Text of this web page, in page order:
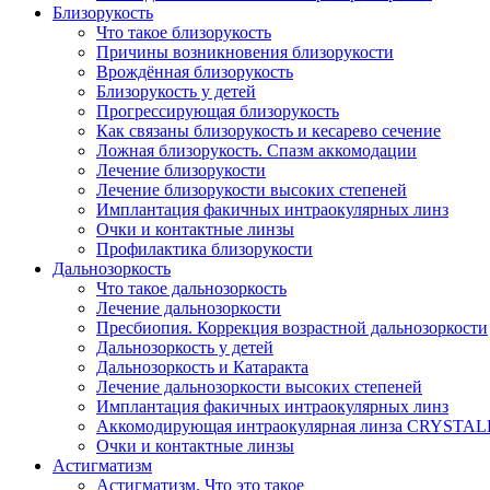
Близорукость
Что такое близорукость
Причины возникновения близорукости
Врождённая близорукость
Близорукость у детей
Прогрессирующая близорукость
Как связаны близорукость и кесарево сечение
Ложная близорукость. Спазм аккомодации
Лечение близорукости
Лечение близорукости высоких степеней
Имплантация факичных интраокулярных линз
Очки и контактные линзы
Профилактика близорукости
Дальнозоркость
Что такое дальнозоркость
Лечение дальнозоркости
Пресбиопия. Коррекция возрастной дальнозоркости
Дальнозоркость у детей
Дальнозоркость и Катаракта
Лечение дальнозоркости высоких степеней
Имплантация факичных интраокулярных линз
Аккомодирующая интраокулярная линза
Очки и контактные линзы
Астигматизм
Астигматизм. Что это такое